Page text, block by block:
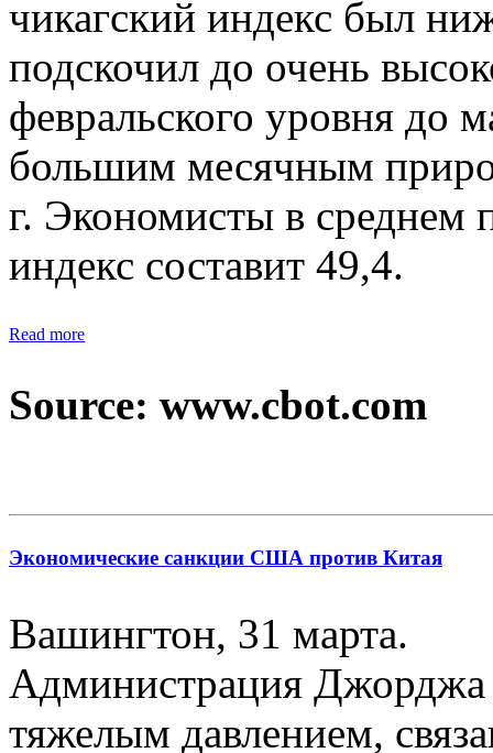
чикагский индекс был
подскочил до очень
февральского уровня до
большим месячным
г. Экономисты в среднем
индекс составит 49,4.
Read more
Source: www.cbot.com
Экономические санкции США против Китая
Вашингтон, 31 марта.
Администрация Джорджа
тяжелым давлением,